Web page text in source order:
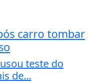
carro tombar
teste do
de...